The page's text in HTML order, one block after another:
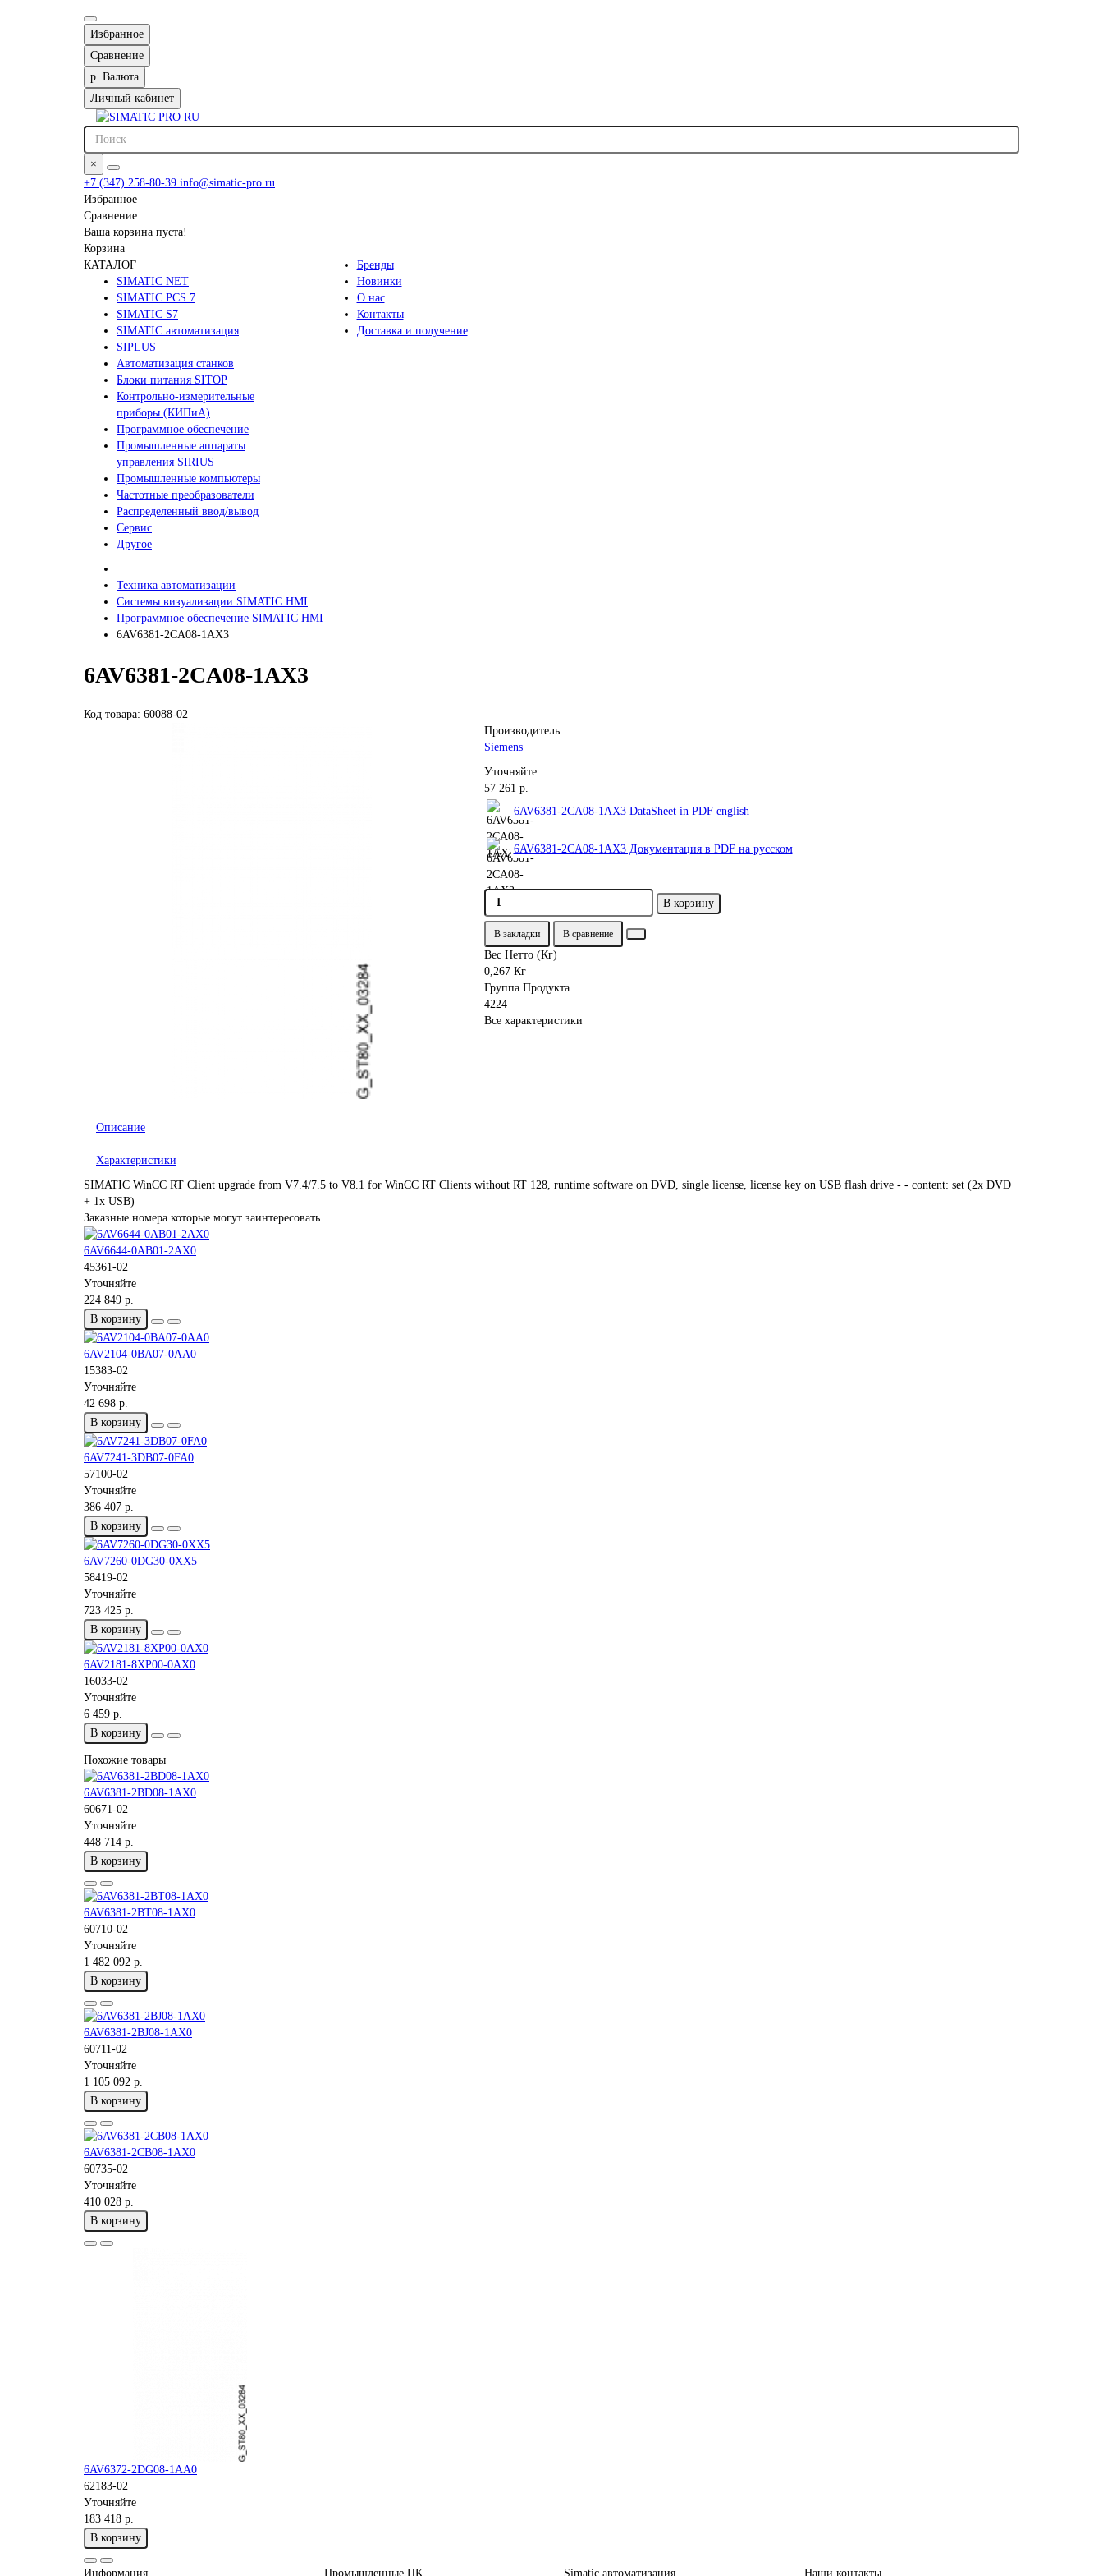
Избранное
Сравнение
р. Валюта
Личный кабинет
×
+7 (347) 258-80-39 info@simatic-pro.ru
Избранное
Сравнение
Ваша корзина пуста!
Корзина
КАТАЛОГ
SIMATIC NET
SIMATIC PCS 7
SIMATIC S7
SIMATIC автоматизация
SIPLUS
Автоматизация станков
Блоки питания SITOP
Контрольно-измерительные
приборы (КИПиА)
Программное обеспечение
Промышленные аппараты
управления SIRIUS
Промышленные компьютеры
Частотные преобразователи
Распределенный ввод/вывод
Сервис
Другое
Бренды
Новинки
О нас
Контакты
Доставка и получение
Техника автоматизации
Системы визуализации SIMATIC HMI
Программное обеспечение SIMATIC HMI
6AV6381-2CA08-1AX3
6AV6381-2CA08-1AX3
Код товара: 60088-02
Производитель
Siemens
Уточняйте
57 261 р.
6AV6381-2CA08-1AX3 DataSheet in PDF english
6AV6381-2CA08-1AX3 Документация в PDF на русском
В корзину
В закладки В сравнение
Вес Нетто (Кг)
0,267 Кг
Группа Продукта
4224
Все характеристики
Описание
Характеристики
SIMATIC WinCC RT Client upgrade from V7.4/7.5 to V8.1 for WinCC RT Clients without RT 128, runtime software on DVD, single license, license key on USB flash drive - - content: set (2x DVD
+ 1x USB)
Заказные номера которые могут заинтересовать
6AV6644-0AB01-2AX0
45361-02
Уточняйте
224 849 р.
В корзину
6AV2104-0BA07-0AA0
15383-02
Уточняйте
42 698 р.
В корзину
6AV7241-3DB07-0FA0
57100-02
Уточняйте
386 407 р.
В корзину
6AV7260-0DG30-0XX5
58419-02
Уточняйте
723 425 р.
В корзину
6AV2181-8XP00-0AX0
16033-02
Уточняйте
6 459 р.
В корзину
Похожие товары
6AV6381-2BD08-1AX0
60671-02
Уточняйте
448 714 р.
В корзину
6AV6381-2BT08-1AX0
60710-02
Уточняйте
1 482 092 р.
В корзину
6AV6381-2BJ08-1AX0
60711-02
Уточняйте
1 105 092 р.
В корзину
6AV6381-2CB08-1AX0
60735-02
Уточняйте
410 028 р.
В корзину
6AV6372-2DG08-1AA0
62183-02
Уточняйте
183 418 р.
В корзину
Информация Промышленные ПК Simatic автоматизация Наши контакты